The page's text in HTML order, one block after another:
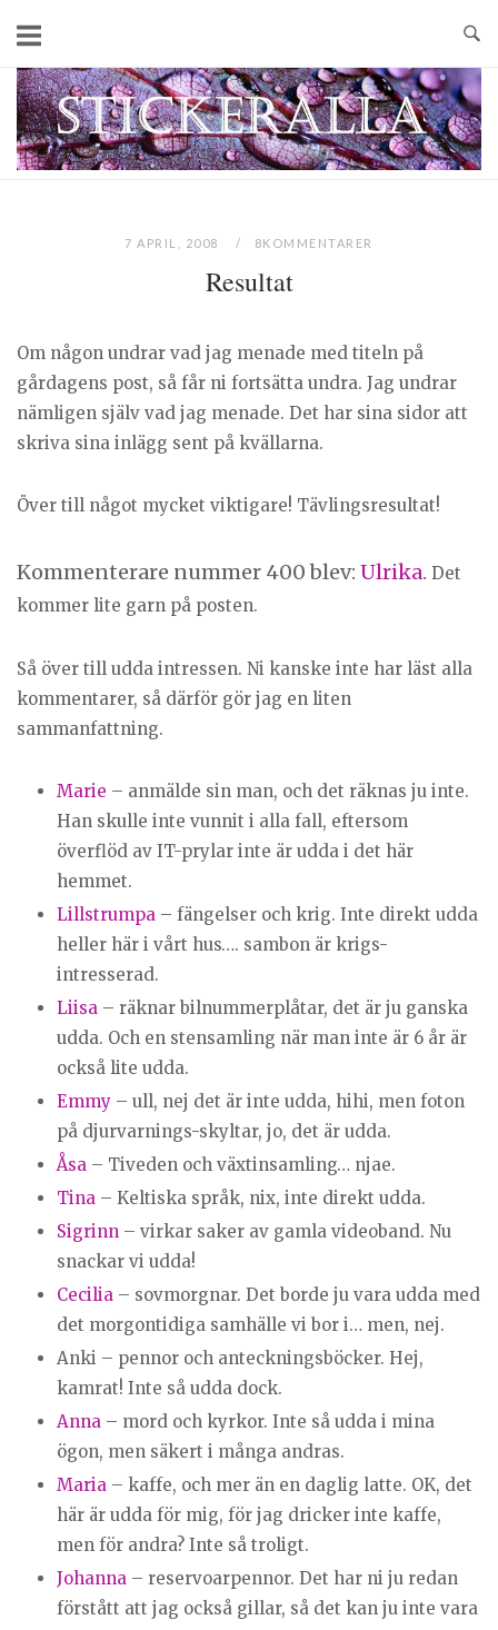
content
Home
7 APRIL, 2008 8KOMMENTARER
Resultat
Om någon undrar vad jag menade med titeln på
gårdagens post, så får ni fortsätta undra. Jag undrar
nämligen själv vad jag menade. Det har sina sidor att
skriva sina inlägg sent på kvällarna.
Över till något mycket viktigare! Tävlingsresultat!
Kommenterare nummer 400 blev: Ulrika. Det
kommer lite garn på posten.
Så över till udda intressen. Ni kanske inte har läst alla
kommentarer, så därför gör jag en liten
sammanfattning.
Marie – anmälde sin man, och det räknas ju inte.
Han skulle inte vunnit i alla fall, eftersom
överflöd av IT-prylar inte är udda i det här
hemmet.
Lillstrumpa – fängelser och krig. Inte direkt udda
heller här i vårt hus…. sambon är krigs-
intresserad.
Liisa – räknar bilnummerplåtar, det är ju ganska
udda. Och en stensamling när man inte är 6 år är
också lite udda.
Emmy – ull, nej det är inte udda, hihi, men foton
på djurvarnings-skyltar, jo, det är udda.
Åsa – Tiveden och växtinsamling… njae.
Tina – Keltiska språk, nix, inte direkt udda.
Sigrinn – virkar saker av gamla videoband. Nu
snackar vi udda!
Cecilia – sovmorgnar. Det borde ju vara udda med
det morgontidiga samhälle vi bor i… men, nej.
Anki – pennor och anteckningsböcker. Hej,
kamrat! Inte så udda dock.
Anna – mord och kyrkor. Inte så udda i mina
ögon, men säkert i många andras.
Maria – kaffe, och mer än en daglig latte. OK, det
här är udda för mig, för jag dricker inte kaffe,
men för andra? Inte så troligt.
Johanna – reservoarpennor. Det har ni ju redan
förstått att jag också gillar, så det kan ju inte vara